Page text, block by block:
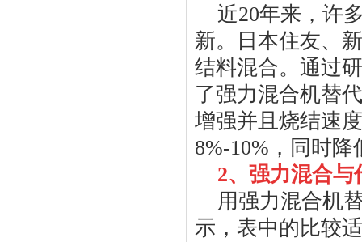
近20年来，许
新。日本住友、
结料混合。通过
了强力混合机替
增强并且烧结速
8%-10% ，同时
2、强力混合
用强力混合机
示，表中的比较